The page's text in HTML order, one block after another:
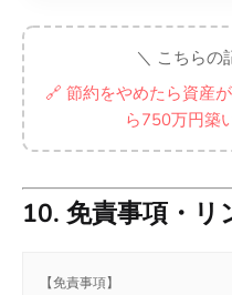
＼ こちらの
🔗 節約をやめたら資産
ら750万円築
10. 免責事項・リ
【免責事項】